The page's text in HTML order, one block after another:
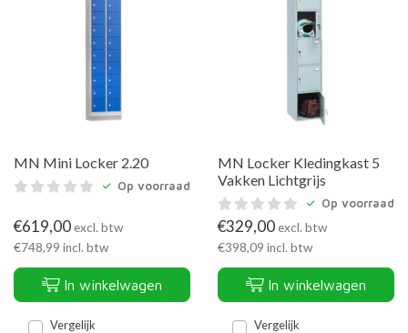
MN Mini Locker 2.20
Op voorraad
€619,00excl. btw
€748,99 incl. btw
In winkelwagen
Vergelijk
MN Locker Kledingkast 5
Vakken Lichtgrijs
Op voorraad
€329,00excl. btw
€398,09 incl. btw
In winkelwagen
Vergelijk